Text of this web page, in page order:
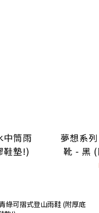
中筒雨
鞋墊!)
夢想系
靴 - 黑